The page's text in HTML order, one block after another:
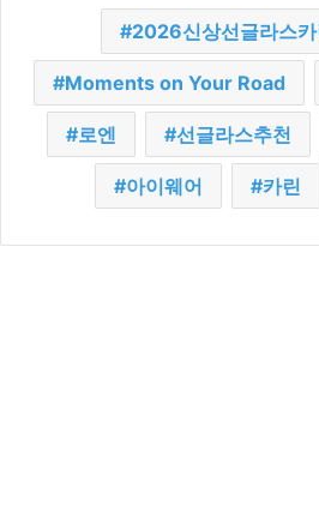
2026신상선글라스카
Moments on Your Road
로엔 선글라스추천
아이웨어 카린